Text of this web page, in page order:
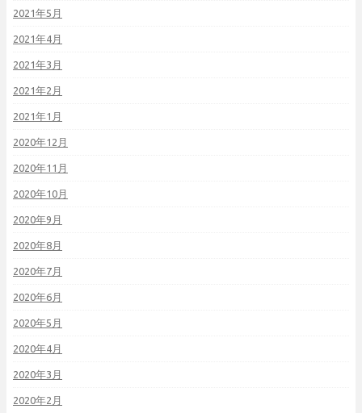
2021年5月
2021年4月
2021年3月
2021年2月
2021年1月
2020年12月
2020年11月
2020年10月
2020年9月
2020年8月
2020年7月
2020年6月
2020年5月
2020年4月
2020年3月
2020年2月